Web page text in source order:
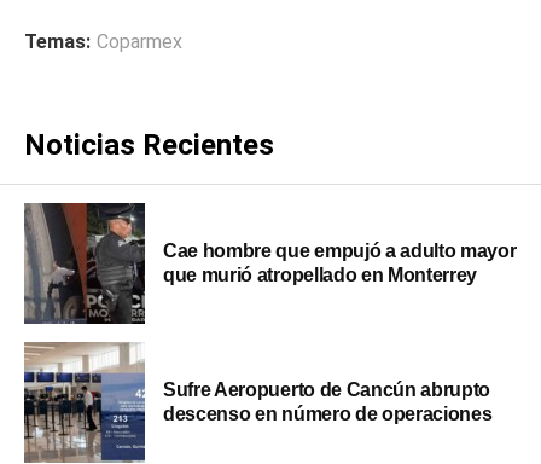
Temas: Coparmex
Noticias Recientes
Cae hombre que empujó a adulto mayor
que murió atropellado en Monterrey
Sufre Aeropuerto de Cancún abrupto
descenso en número de operaciones